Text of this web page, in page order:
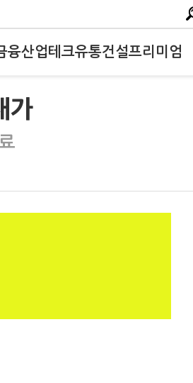
융산업테크유통건설프리미엄
가